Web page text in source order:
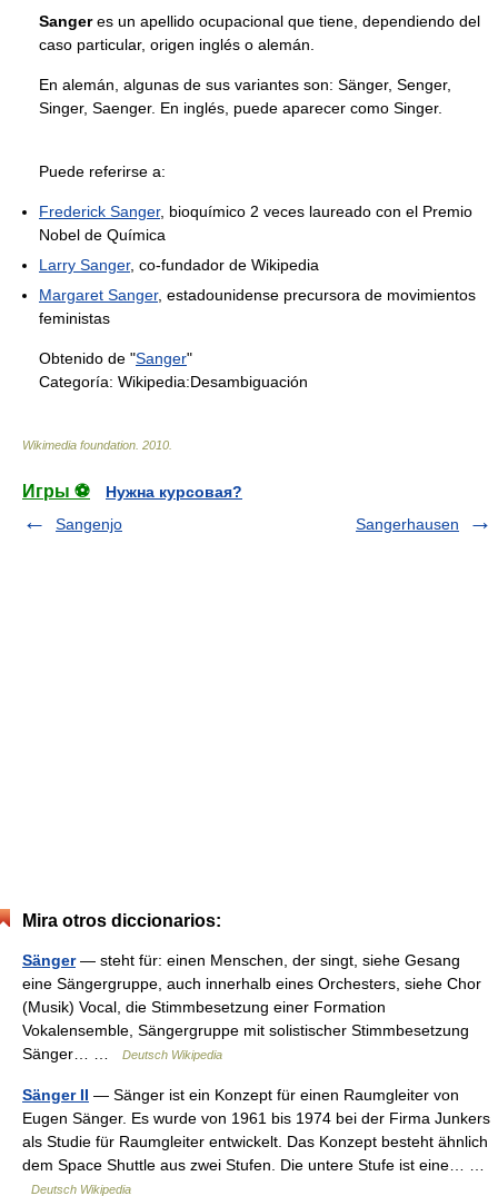
Sangeres un apellido ocupacional que tiene, dependiendo del
caso particular, origen inglés o alemán.
En alemán, algunas de sus variantes son: Sänger, Senger,
Singer, Saenger. En inglés, puede aparecer como Singer.
Puede referirse a:
Frederick Sanger, bioquímico 2 veces laureado con el Premio
Nobel de Química
Larry Sanger, co-fundador de Wikipedia
Margaret Sanger, estadounidense precursora de movimientos
feministas
Obtenido de "Sanger"
Categoría: Wikipedia:Desambiguación
Wikimedia foundation 2010
Игры ⚽
Нужна курсовая?
Sangenjo
Sangerhausen
Mira otros diccionarios:
Sänger— steht für: einen Menschen, der singt, siehe Gesang
eine Sängergruppe, auch innerhalb eines Orchesters, siehe Chor
(Musik) Vocal, die Stimmbesetzung einer Formation
Vokalensemble, Sängergruppe mit solistischer Stimmbesetzung
Sänger… …
Deutsch Wikipedia
Sänger II — Sänger ist ein Konzept für einen Raumgleiter von
Eugen Sänger. Es wurde von 1961 bis 1974 bei der Firma Junkers
als Studie für Raumgleiter entwickelt. Das Konzept besteht ähnlich
dem Space Shuttle aus zwei Stufen. Die untere Stufe ist eine… …
Deutsch Wikipedia